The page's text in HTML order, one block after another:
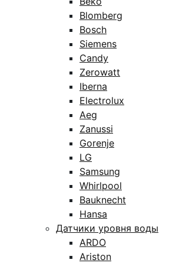
Blomberg
Bosch
Siemens
Candy
Zerowatt
Iberna
Electrolux
Aeg
Zanussi
Gorenje
LG
Samsung
Whirlpool
Bauknecht
Hansa
Датчики уровня воды
ARDO
Ariston